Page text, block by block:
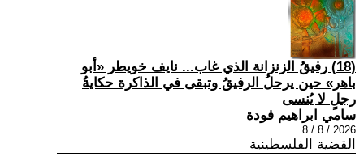
(18) رفيقُ الزنزانة الذي غاب... نايف خويطر «أبو
باهر» حين يرحلُ الرفيقُ وتبقى في الذاكرة حكايةُ
رجلٍ لا يُنسى
سامي ابراهيم فودة
2026 / 8 / 8
القضية الفلسطينية